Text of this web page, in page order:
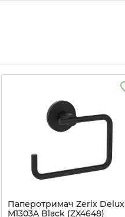
Паперотримач Zerix Delux
M1303A Black (ZX4648)